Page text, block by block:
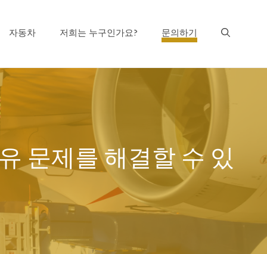
자동차 저희는 누구인가요? 문의하기
문제를 해결할 수 있